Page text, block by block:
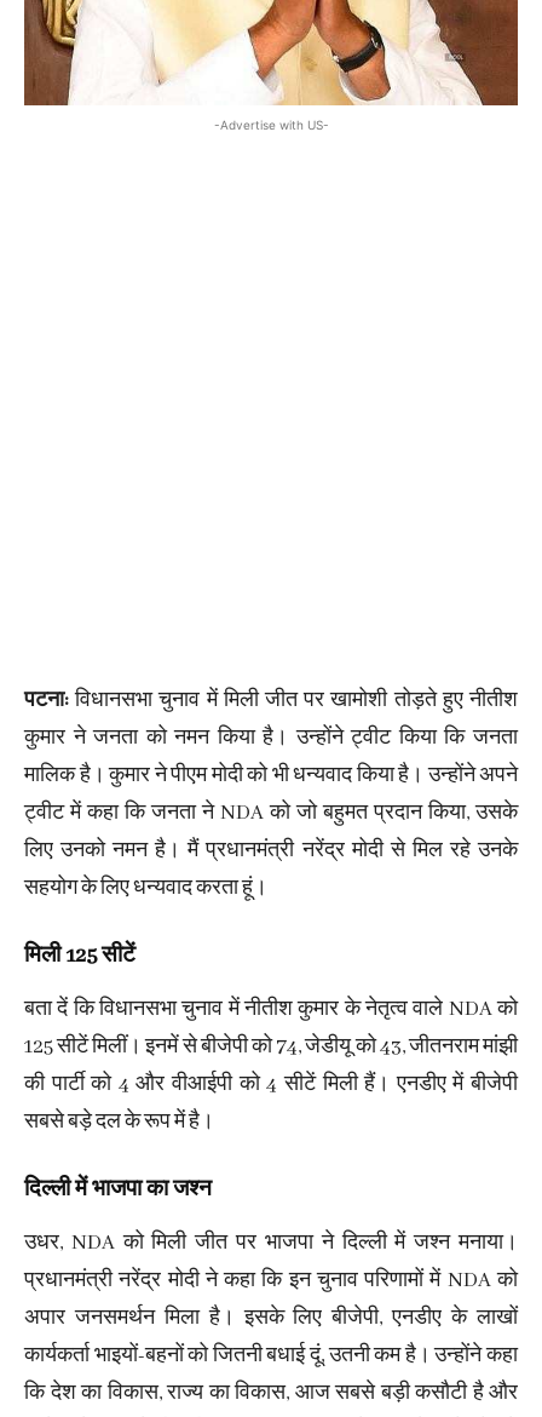
-Advertise with US-
पटना:विधानसभा चुनाव में मिली जीत पर खामोशी तोड़ते हुए नीतीश
कुमार ने जनता को नमन किया है। उन्होंने ट्वीट किया कि जनता
मालिक है। कुमार ने पीएम मोदी को भी धन्यवाद किया है। उन्होंने अपने
ट्वीट में कहा कि जनता ने NDA को जो बहुमत प्रदान किया, उसके
लिए उनको नमन है। मैं प्रधानमंत्री नरेंद्र मोदी से मिल रहे उनके
सहयोग के लिए धन्यवाद करता हूं।
मिली 125 सीटें
बता दें कि विधानसभा चुनाव में नीतीश कुमार के नेतृत्व वाले NDA को
125 सीटें मिलीं। इनमें से बीजेपी को 74, जेडीयू को 43, जीतनराम मांझी
की पार्टी को 4 और वीआईपी को 4 सीटें मिली हैं। एनडीए में बीजेपी
सबसे बड़े दल के रूप में है।
दिल्ली में भाजपा का जश्न
उधर, NDA को मिली जीत पर भाजपा ने दिल्ली में जश्न मनाया।
प्रधानमंत्री नरेंद्र मोदी ने कहा कि इन चुनाव परिणामों में NDA को
अपार जनसमर्थन मिला है। इसके लिए बीजेपी, एनडीए के लाखों
कार्यकर्ता भाइयों-बहनों को जितनी बधाई दूं, उतनी कम है। उन्होंने कहा
कि देश का विकास, राज्य का विकास, आज सबसे बड़ी कसौटी है और